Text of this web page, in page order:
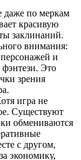
даже по меркам
красивую
заклинаний.
внимания:
и
Это
зрения
игра не
Существуют
обмениваются
с другом,
экономику,